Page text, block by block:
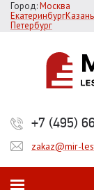
Город:Москва
ЕкатеринбургКазань
Петербург
+7 (495)
zakaz@mir-